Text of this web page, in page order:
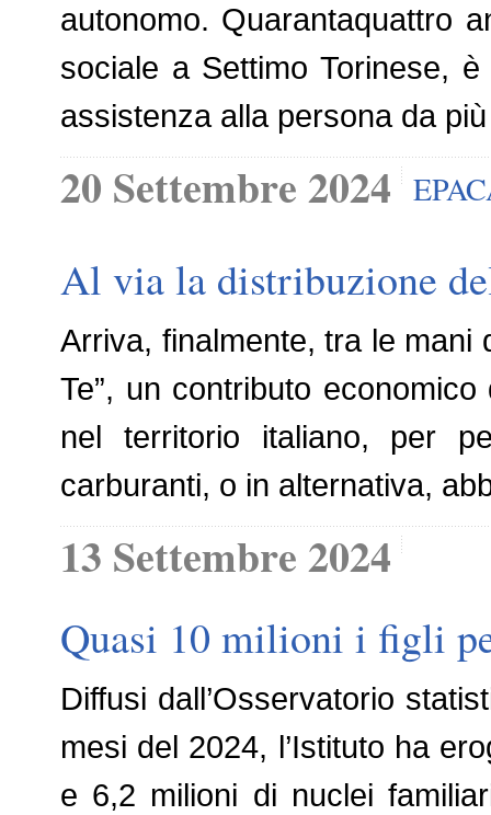
autonomo. Quarantaquattro
sociale a Settimo Torinese,
assistenza alla persona da
20 Settembre 2024
Al via la distribuzione
Arriva, finalmente, tra le mani
Te”, un contributo
nel territorio italiano, per
carburanti, o in alternativa,
13 Settembre 2024
Quasi 10 milioni i figli
Diffusi dall’Osservatorio
mesi del 2024, l’Istituto ha
e 6,2 milioni di nuclei